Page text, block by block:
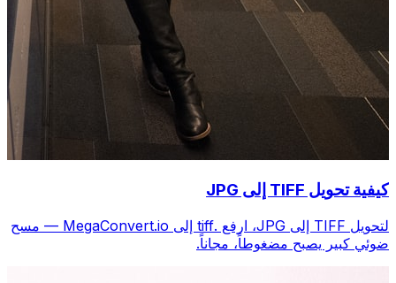
كيفية تحويل TIFF إلى JPG
لتحويل TIFF إلى JPG، ارفع .tiff إلى MegaConvert.io — مسح
ضوئي كبير يصبح مضغوطاً، مجاناً.